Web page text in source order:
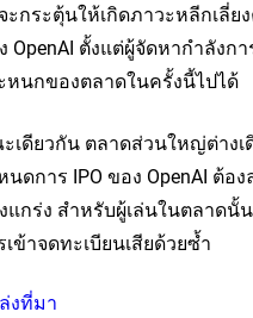
ะกระตุ้นให้เกิดภาวะหลีกเลี่
OpenAI ตั้งแต่ผู้จัดหากำลัง
หนกของตลาดในครั้งนี้ไปได้
เดียวกัน ตลาดส่วนใหญ่ต่างเ
นดการ IPO ของ OpenAI ต้
แกร่ง สำหรับผู้เล่นในตลาดนั้
เข้าจดทะเบียนเสียด้วยซ้ำ
งที่มา